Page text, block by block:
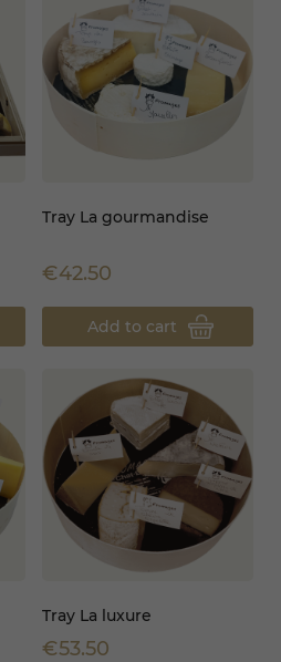
Tray La gourmandise
€42.50
Add to cart
Tray La luxure
€53.50